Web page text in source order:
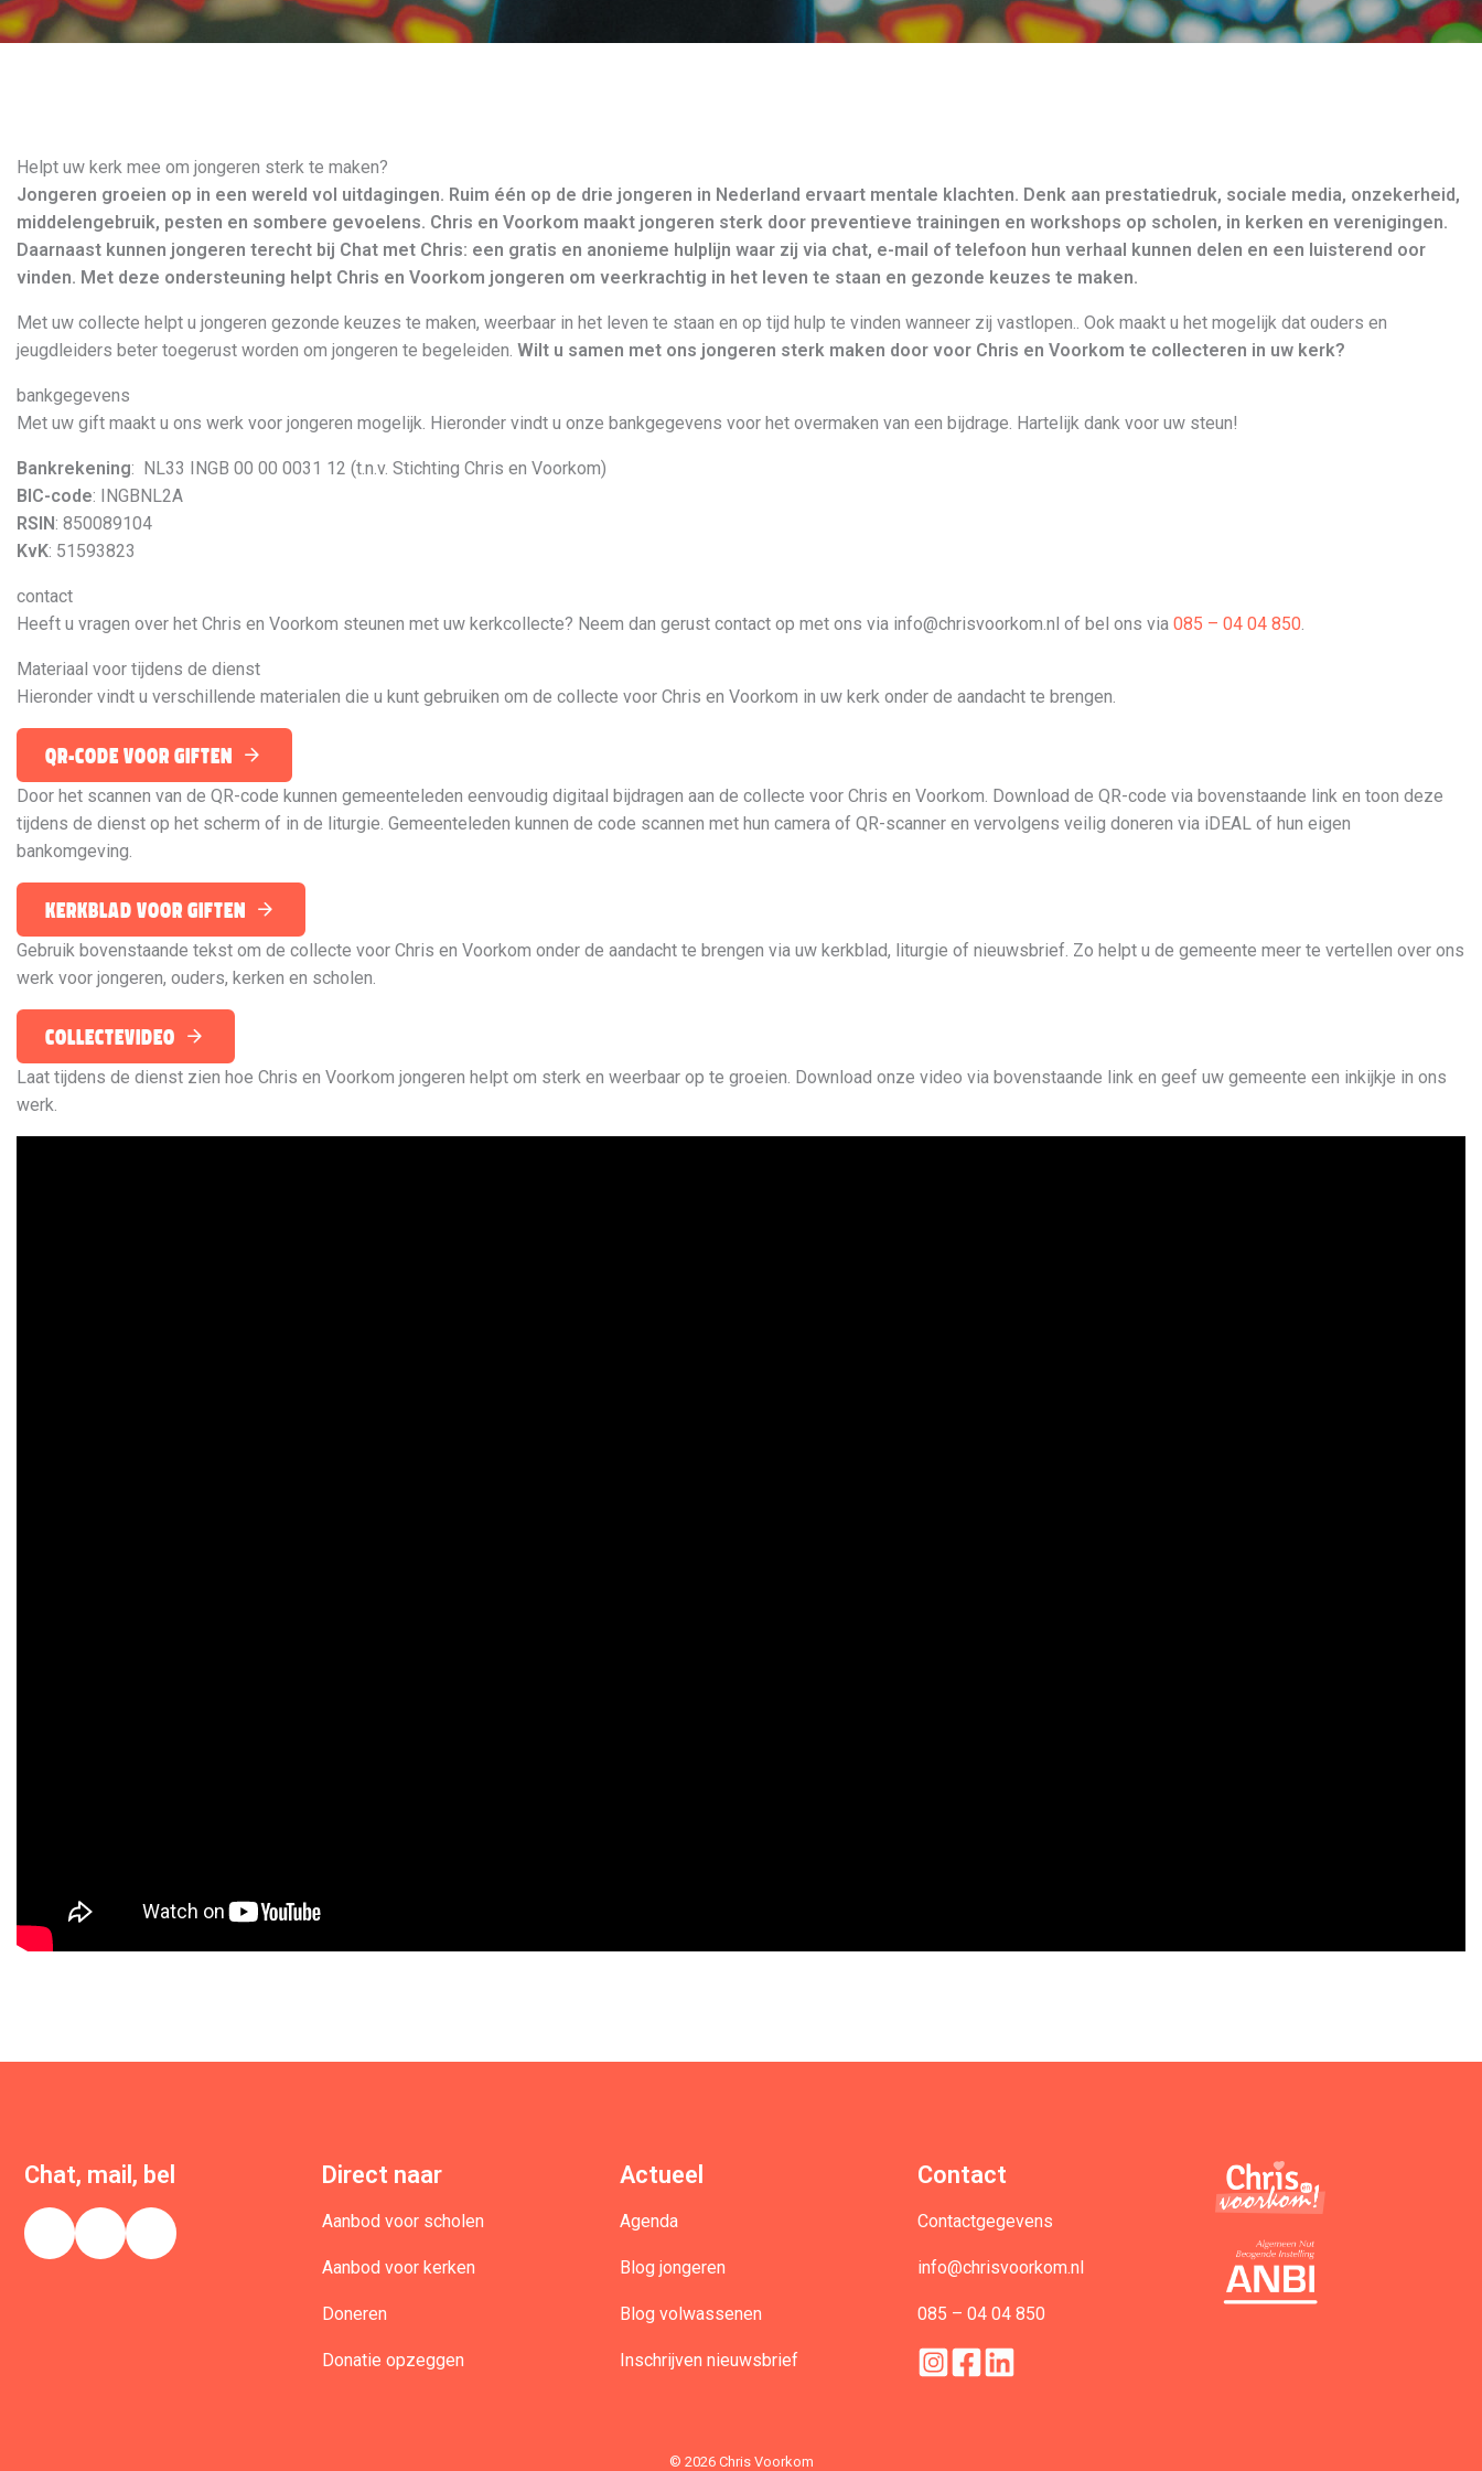
Helpt uw kerk mee om jongeren sterk te maken?
Jongeren groeien op in een wereld vol uitdagingen. Ruim één op de drie jongeren in Nederland ervaart mentale klachten. Denk aan prestatiedruk, sociale media, onzekerheid,
middelengebruik, pesten en sombere gevoelens. Chris en Voorkom maakt jongeren sterk door preventieve trainingen en workshops op scholen, in kerken en verenigingen.
Daarnaast kunnen jongeren terecht bij Chat met Chris: een gratis en anonieme hulplijn waar zij via chat, e-mail of telefoon hun verhaal kunnen delen en een luisterend oor
vinden. Met deze ondersteuning helpt Chris en Voorkom jongeren om veerkrachtig in het leven te staan en gezonde keuzes te maken.
Met uw collecte helpt u jongeren gezonde keuzes te maken, weerbaar in het leven te staan en op tijd hulp te vinden wanneer zij vastlopen.. Ook maakt u het mogelijk dat ouders en
jeugdleiders beter toegerust worden om jongeren te begeleiden. Wilt u samen met ons jongeren sterk maken door voor Chris en Voorkom te collecteren in uw kerk?
bankgegevens
Met uw gift maakt u ons werk voor jongeren mogelijk. Hieronder vindt u onze bankgegevens voor het overmaken van een bijdrage. Hartelijk dank voor uw steun!
Bankrekening: NL33 INGB 00 00 0031 12 (t.n.v. Stichting Chris en Voorkom)
BIC-code: INGBNL2A
RSIN: 850089104
KvK: 51593823
contact
Heeft u vragen over het Chris en Voorkom steunen met uw kerkcollecte? Neem dan gerust contact op met ons via info@chrisvoorkom.nl of bel ons via 085 – 04 04 850.
Materiaal voor tijdens de dienst
Hieronder vindt u verschillende materialen die u kunt gebruiken om de collecte voor Chris en Voorkom in uw kerk onder de aandacht te brengen.
qr-code voor giften
Door het scannen van de QR-code kunnen gemeenteleden eenvoudig digitaal bijdragen aan de collecte voor Chris en Voorkom. Download de QR-code via bovenstaande link en toon deze
tijdens de dienst op het scherm of in de liturgie. Gemeenteleden kunnen de code scannen met hun camera of QR-scanner en vervolgens veilig doneren via iDEAL of hun eigen
bankomgeving.
kerkblad voor giften
Gebruik bovenstaande tekst om de collecte voor Chris en Voorkom onder de aandacht te brengen via uw kerkblad, liturgie of nieuwsbrief. Zo helpt u de gemeente meer te vertellen over ons
werk voor jongeren, ouders, kerken en scholen.
collectevideo
Laat tijdens de dienst zien hoe Chris en Voorkom jongeren helpt om sterk en weerbaar op te groeien. Download onze video via bovenstaande link en geef uw gemeente een inkijkje in ons
werk.
Chat, mail, bel Direct naar
Aanbod voor scholen
Aanbod voor kerken
Doneren
Donatie opzeggen
Actueel
Agenda
Blog jongeren
Blog volwassenen
Inschrijven nieuwsbrief
Contact
Contactgegevens
info@chrisvoorkom.nl
085 – 04 04 850
© 2026 Chris Voorkom